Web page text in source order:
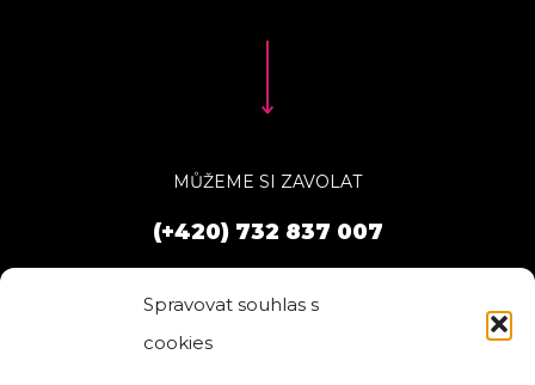
Spravovat souhlas s
cookies
MŮŽEME SI ZAVOLAT
(+420) 732 837 007